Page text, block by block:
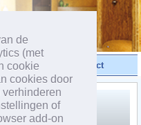
de
(met
cookie
cookies door
of
add-on
Contact
powered by webEdition CMS